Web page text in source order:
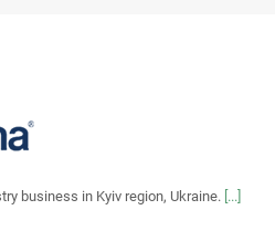
business in Kyiv region, Ukraine. [...]